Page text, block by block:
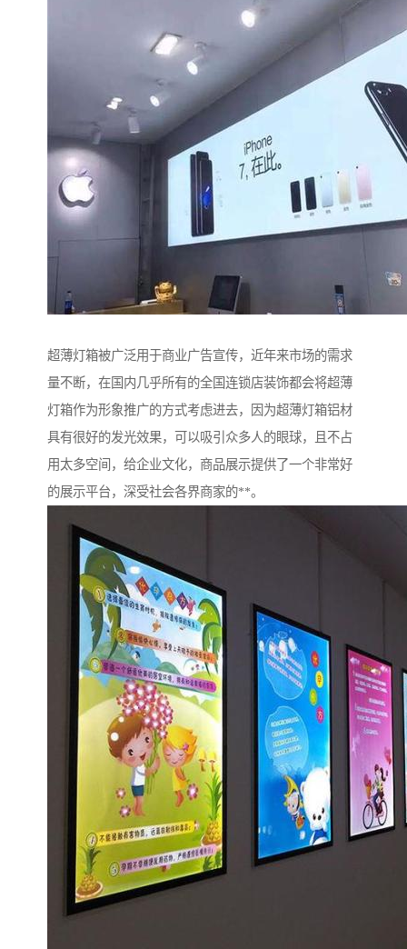
超薄灯箱被广泛用于商业广告宣传，近年来市场的需求
量不断，在国内几乎所有的全国连锁店装饰都会将超薄
灯箱作为形象推广的方式考虑进去，因为超薄灯箱铝材
具有很好的发光效果，可以吸引众多人的眼球，且不占
用太多空间，给企业文化，商品展示提供了一个非常好
的展示平台，深受社会各界商家的**。